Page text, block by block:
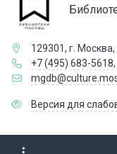
129301, г.
+7 (495) 683-5618,
Версия для